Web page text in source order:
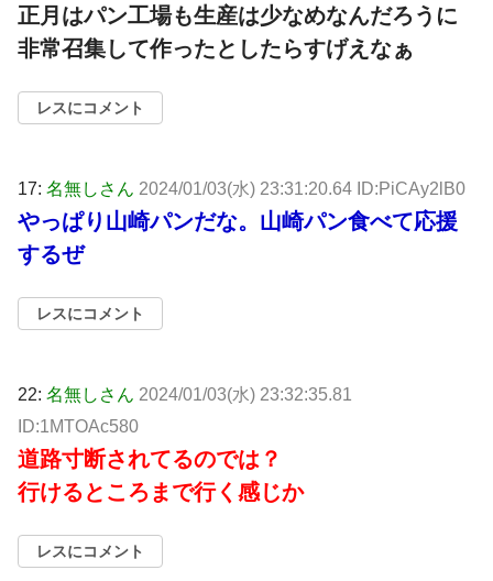
正月はパン工場も生産は少なめなんだろうに
非常召集して作ったとしたらすげえなぁ
レスにコメント
17: 名無しさん 2024/01/03(水) 23:31:20.64 ID:PiCAy2lB0
やっぱり山崎パンだな。山崎パン食べて応援
するぜ
レスにコメント
22: 名無しさん 2024/01/03(水) 23:32:35.81
ID:1MTOAc580
道路寸断されてるのでは？
行けるところまで行く感じか
レスにコメント